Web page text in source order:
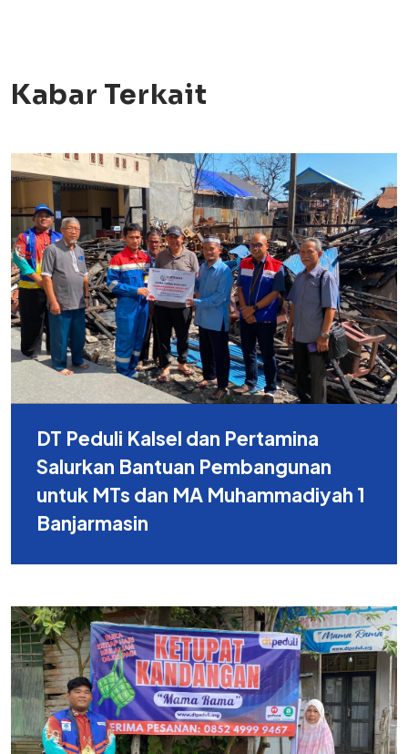
Kabar Terkait
DT Peduli Kalsel dan Pertamina
Salurkan Bantuan Pembangunan
untuk MTs dan MA Muhammadiyah 1
Banjarmasin